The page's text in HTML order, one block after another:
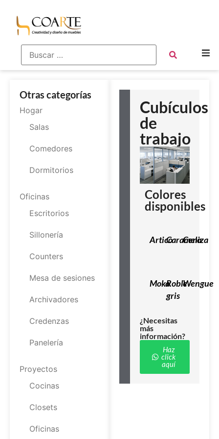
Otras categorías
Hogar
Salas
Comedores
Dormitorios
Oficinas
Escritorios
Sillonería
Counters
Mesa de sesiones
Archivadores
Credenzas
Panelería
Proyectos
Cocinas
Closets
Oficinas
Cubículos
de
trabajo
Colores
disponibles
ArticoCaramelo
Ceniza
MokaRoble
gris
Wengue
¿Necesitas
más
información?
Haz
click
aquí